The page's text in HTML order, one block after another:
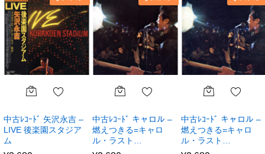
中古ﾚｺｰﾄﾞ 矢沢永吉 –
LIVE 後楽園スタジア
ム
中古ﾚｺｰﾄﾞ キャロル –
燃えつきる=キャロ
ル・ラスト…
中古ﾚｺｰﾄﾞ キャロル –
燃えつきる=キャロ
ル・ラスト…